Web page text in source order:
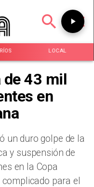
LOCAL
de 43 mil
en
un duro golpe de la
y suspensión de
en la Copa
para el